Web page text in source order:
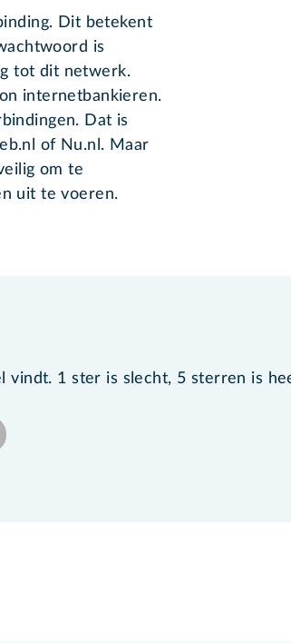
Dit betekent
is
tot dit netwerk.
internetbankieren.
Dat is
of Nu.nl. Maar
om te
uit te voeren.
vindt. 1 ster is slecht, 5 sterren is